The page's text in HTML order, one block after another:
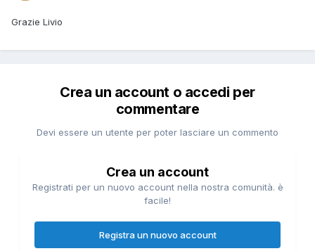
Grazie Livio
Crea un account o accedi per
commentare
Devi essere un utente per poter lasciare un commento
Crea un account
Registrati per un nuovo account nella nostra comunità. è
facile!
Registra un nuovo account